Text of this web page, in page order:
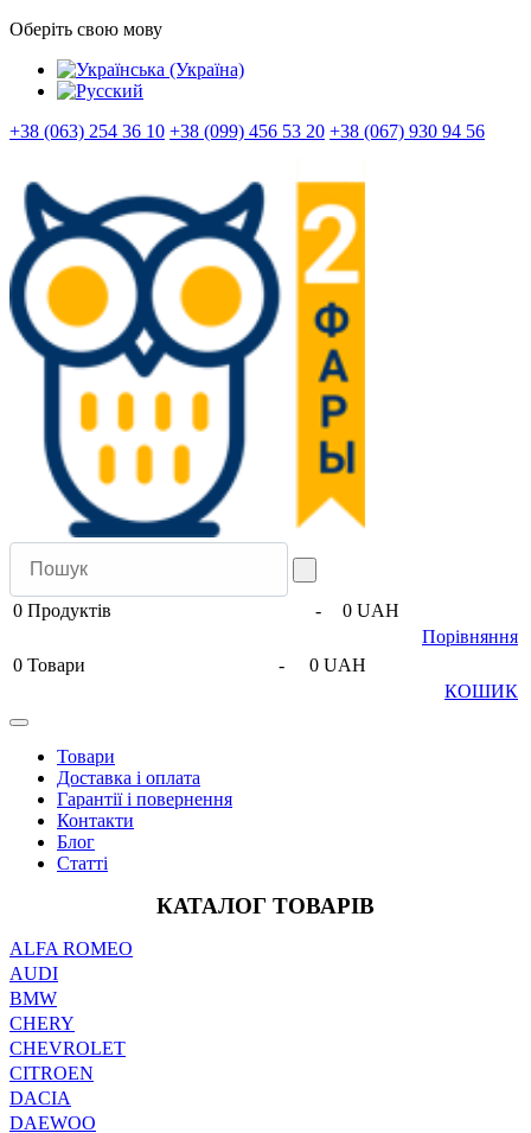
Оберіть свою мову
+38 (063) 254 36 10 +38 (099) 456 53 20 +38 (067) 930 94 56
0 Продуктів -
0 UAH
Порівняння
0 Товари -
0 UAH
КОШИК
Товари
Доставка і оплата
Гарантії і повернення
Контакти
Блог
Статті
КАТАЛОГ ТОВАРІВ
ALFA ROMEO
AUDI
BMW
CHERY
CHEVROLET
CITROEN
DACIA
DAEWOO